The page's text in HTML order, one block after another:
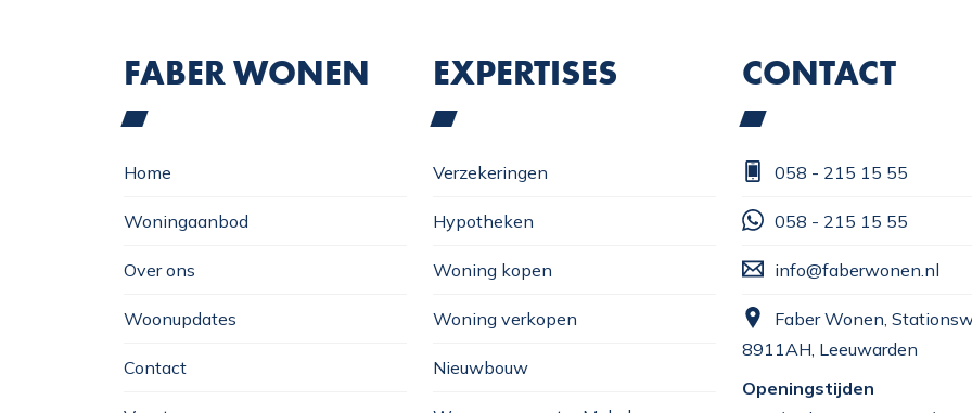
FABER WONEN
Home
Woningaanbod
Over ons
Woonupdates
Contact
EXPERTISES
Verzekeringen
Hypotheken
Woning kopen
Woning verkopen
Nieuwbouw
CONTACT
058 - 215 15 55
058 - 215 15 55
info@faberwonen.nl
Faber Wonen,
8911AH, Leeuwarden
Openingstijden